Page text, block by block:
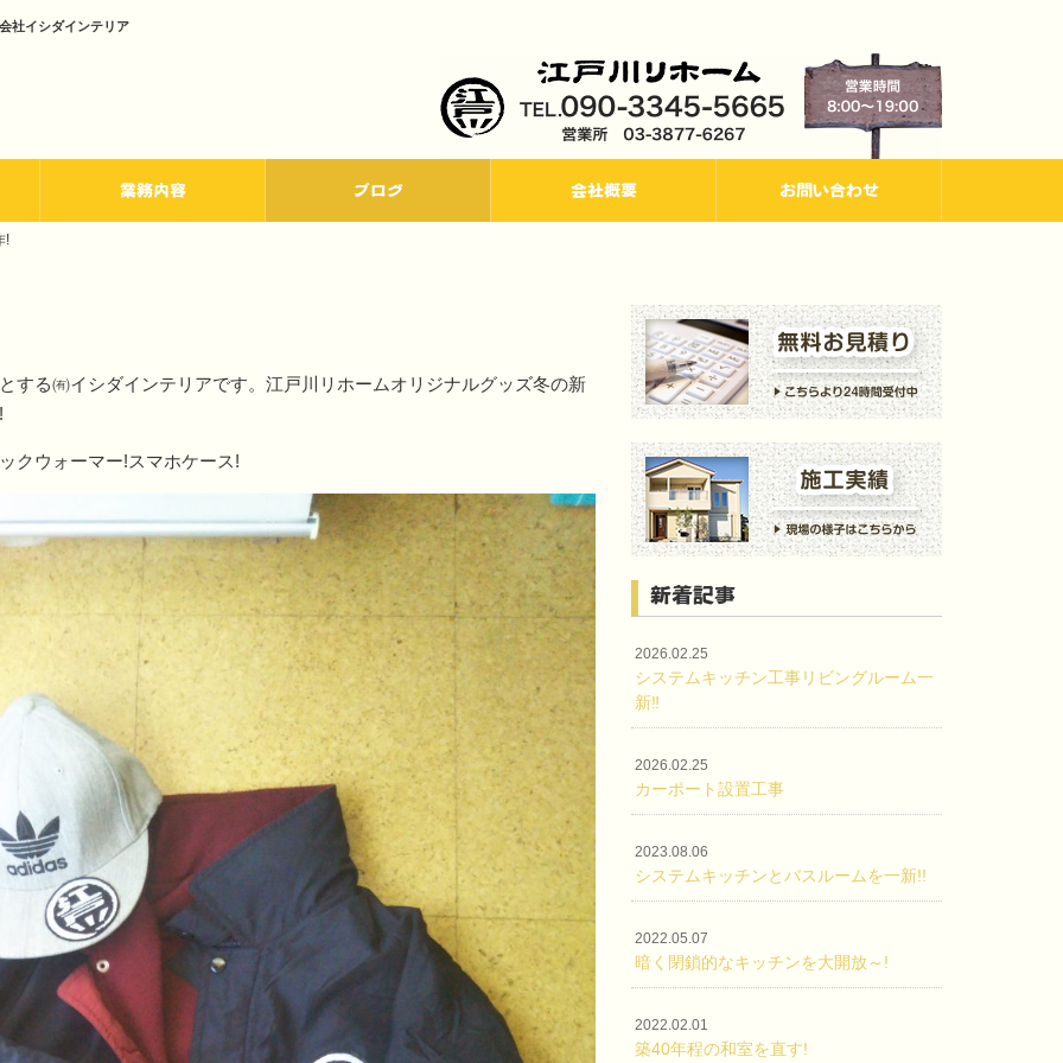
社イシダインテリア
業務内容 ブログ 会社概要 お問い合わせ
!
る㈲イシダインテリアです。江戸川リホームオリジナルグッズ冬の新
クウォーマー!スマホケース!
新着記事
2026.02.25
システムキッチン工事リビングルーム一
新‼
2026.02.25
カーポート設置工事
2023.08.06
システムキッチンとバスルームを一新!!
2022.05.07
暗く閉鎖的なキッチンを大開放～!
2022.02.01
築40年程の和室を直す!